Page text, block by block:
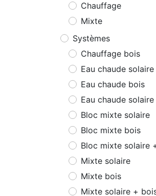
Chauffage
Mixte
Systèmes
Chauffage bois
Eau chaude solaire
Eau chaude bois
Eau chaude
Bloc mixte solaire
Bloc mixte bois
Bloc mixte solaire
Mixte solaire
Mixte bois
Mixte solaire +